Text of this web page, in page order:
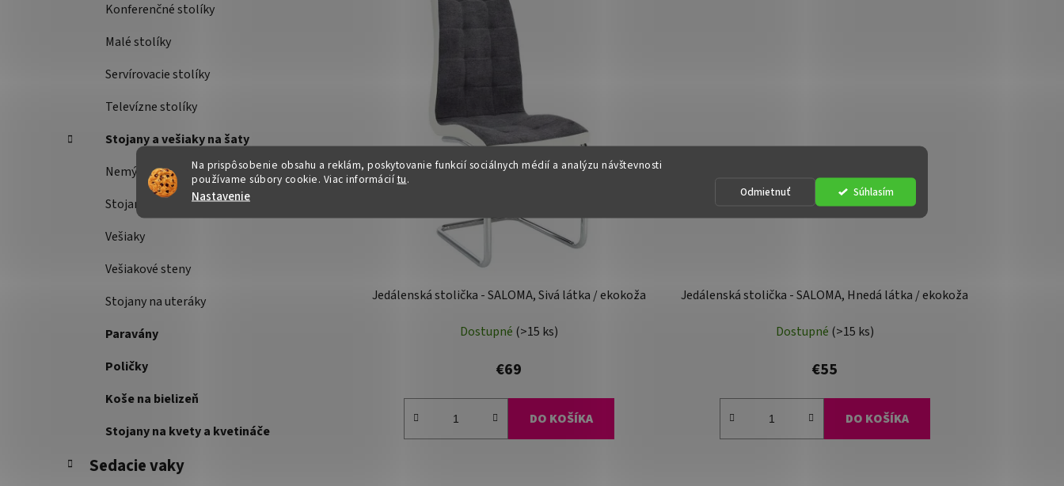
Na prispôsobenie obsahu a reklám, poskytovanie funkcií sociálnych médií a analýzu návštevnosti
používame súbory cookie. Viac informáciítu.
Nastavenie Odmietnuť Súhlasím
Konferenčné stolíky
Malé stolíky
Servírovacie stolíky
Televízne stolíky
Stojany a vešiaky na šaty
Nemý sluha
Stojany na šaty
Vešiaky
Vešiakové steny
Stojany na uteráky
Paravány
Poličky
Koše na bielizeň
Stojany na kvety a kvetináče
Sedacie vaky
Jedálenská stolička - SALOMA, Sivá látka / ekokoža
Dostupné (>15 ks)
€69
DO KOŠÍKA
Jedálenská stolička - SALOMA, Hnedá látka / ekokoža
Dostupné (>15 ks)
€55
DO KOŠÍKA